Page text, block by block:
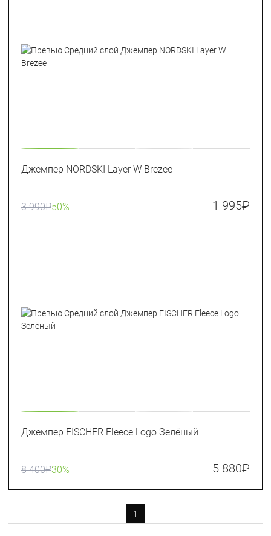
Джемпер NORDSKI Layer W Brezee
3 990₽50% 1 995₽
Джемпер FISCHER Fleece Logo Зелёный
8 400₽30% 5 880₽
1